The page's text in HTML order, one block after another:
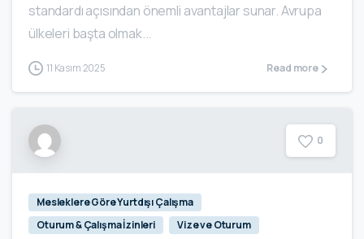
standardı açısından önemli avantajlar sunar. Avrupa
ülkeleri başta olmak...
11 Kasım 2025 Read more
0
Mesleklere Göre Yurtdışı Çalışma
Oturum & Çalışma İzinleri
Vize ve Oturum